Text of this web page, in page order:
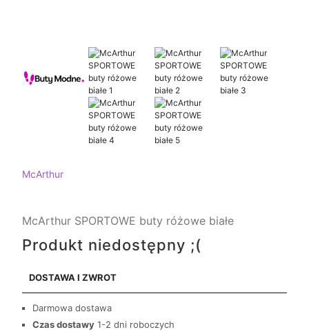
McArthur
McArthur SPORTOWE buty różowe białe
Produkt niedostępny ;(
DOSTAWA I ZWROT
Darmowa dostawa
Czas dostawy 1-2 dni roboczych